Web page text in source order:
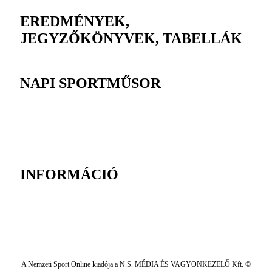
EREDMÉNYEK,
JEGYZŐKÖNYVEK, TABELLÁK
NAPI SPORTMŰSOR
INFORMÁCIÓ
A Nemzeti Sport Online kiadója a N.S. MÉDIA ÉS VAGYONKEZELŐ Kft. ©